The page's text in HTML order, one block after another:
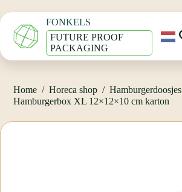
naar
inhoud
FONKELS
FUTURE PROOF
PACKAGING
Hamburgerbox XL 12×12×10 cm karton
Home / Horeca shop / Hamburgerdoosjes
Hamburgerbox XL 12×12×10 cm karton